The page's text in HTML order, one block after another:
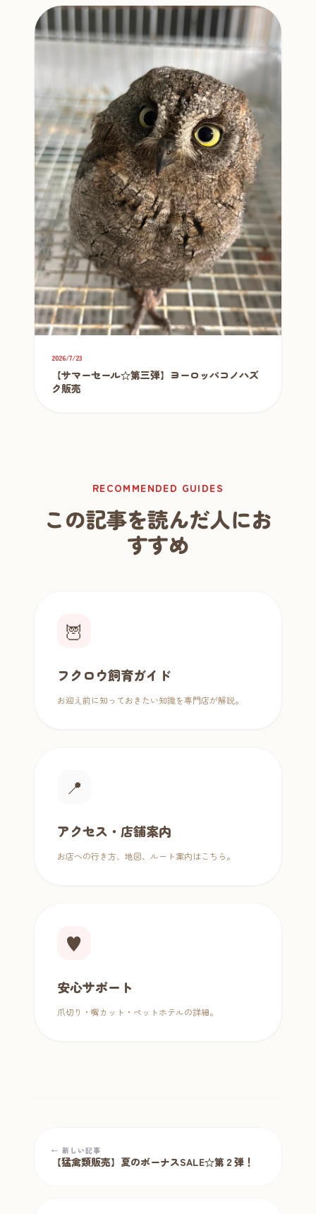
2026/7/23
【サマーセール☆第三弾】ヨーロッパコノハズ
ク販売
RECOMMENDED GUIDES
この記事を読んだ人にお
すすめ
🦉
フクロウ飼育ガイド
お迎え前に知っておきたい知識を専門店が解説。
📍
アクセス・店舗案内
お店への行き方、地図、ルート案内はこちら。
♥
安心サポート
爪切り・嘴カット・ペットホテルの詳細。
← 新しい記事
【猛禽類販売】夏のボーナスSALE☆第２弾！